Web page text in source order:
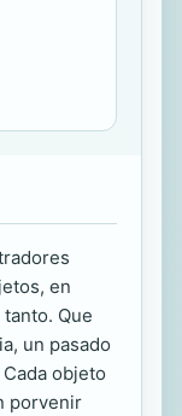
en
Que
un pasado
objeto
porvenir